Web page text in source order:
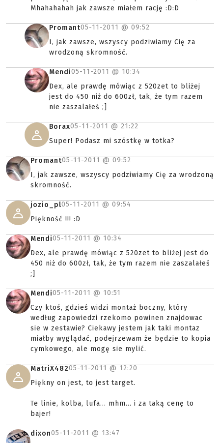
Mhahahahah jak zawsze miałem rację :D:D
Promant05-11-2011 @ 09:52
I, jak zawsze, wszyscy podziwiamy Cię za
wrodzoną skromność.
Mendi05-11-2011 @ 10:34
Dex, ale prawdę mówiąc z 520zet to bliżej
jest do 450 niż do 600zł, tak, że tym razem
nie zaszalałeś ;]
Borax05-11-2011 @ 21:22
Super! Podasz mi szóstkę w totka?
Promant05-11-2011 @ 09:52
I, jak zawsze, wszyscy podziwiamy Cię za wrodzoną
skromność.
jozio_pl05-11-2011 @ 09:54
Piękność !!! :D
Mendi05-11-2011 @ 10:34
Dex, ale prawdę mówiąc z 520zet to bliżej jest do
450 niż do 600zł, tak, że tym razem nie zaszalałeś
;]
Mendi05-11-2011 @ 10:51
Czy ktoś, gdzieś widzi montaż boczny, który
według zapowiedzi rzekomo powinen znajdowac
sie w zestawie? Ciekawy jestem jak taki montaz
miałby wyglądać, podejrzewam że będzie to kopia
cymkowego, ale mogę sie mylić.
MatriX48205-11-2011 @ 12:20
Piękny on jest, to jest target.
Te linie, kolba, lufa... mhm... i za taką cenę to
bajer!
dixon05-11-2011 @ 13:47